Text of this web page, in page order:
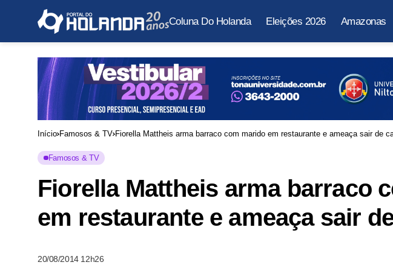
Coluna Do Holanda Eleições 2026 Amazonas
Início Famosos & TV Fiorella Mattheis arma barraco com marido em restaurante e ameaça sair de
Famosos & TV
Fiorella Mattheis arma barraco
em restaurante e ameaça sair
20/08/2014 12h26